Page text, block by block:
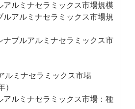
アルミナセラミックス市場規模
ルアルミナセラミックス市場規
ナブルアルミナセラミックス市
ルミナセラミックス市場
アルミナセラミックス市場：種